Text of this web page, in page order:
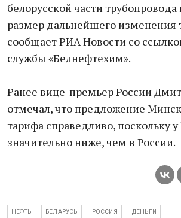
белорусской части
размер дальнейшего изменения
сообщает РИА Новости со
службы «Белнефтехим».
Ранее вице-премьер России
отмечал, что предложение
тарифа справедливо, поскольку
значительно ниже, чем в России.
НЕФТЬ БЕЛАРУСЬ РОССИЯ ДЕНЬГИ